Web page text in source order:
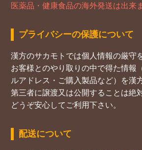
医薬品・健康食品の海外発送は出来
プライバシーの保護について
漢方のサカモトでは個人情報の厳守
お客様とのやり取りの中で得た情報
ルアドレス・ご購入製品など）を漢
第三者に譲渡又は公開することは絶
どうぞ安心してご利用下さい。
配送について